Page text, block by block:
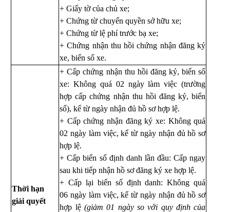
+ Giấy tờ của chủ xe;
+ Chứng từ chuyển quyền sở hữu xe;
+ Chứng từ lệ phí trước bạ xe;
+ Chứng nhận thu hồi chứng nhận đăng ký
xe, biển số xe.
Thời hạn
giải quyết
+ Cấp chứng nhận thu hồi đăng ký, biển số
xe: Không quá 02 ngày làm việc (trường
hợp cấp chứng nhận thu hồi đăng ký, biển
số), kể từ ngày nhận đủ hồ sơ hợp lệ.
+ Cấp chứng nhận đăng ký xe: Không quá
02 ngày làm việc, kể từ ngày nhận đủ hồ sơ
hợp lệ.
+ Cấp biển số định danh lần đầu: Cấp ngay
sau khi tiếp nhận hồ sơ đăng ký xe hợp lệ.
+ Cấp lại biển số định danh: Không quá
06 ngày làm việc, kể từ ngày nhận đủ hồ sơ
hợp lệ (giảm 01 ngày so với quy định của